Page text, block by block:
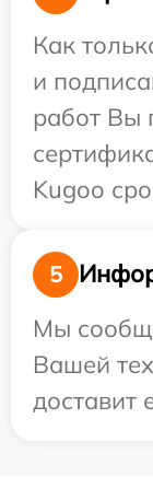
Как
и
работ Вы
Kugoo
5
Мы
Вашей
доставит